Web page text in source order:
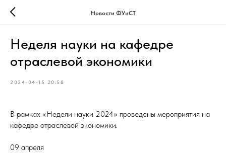
Новости ФУиСТ
Неделя науки на кафедре
отраслевой экономики
2024-04-15 20:58
В рамках «Недели науки 2024» проведены мероприятия на
кафедре отраслевой экономики.
09 апреля